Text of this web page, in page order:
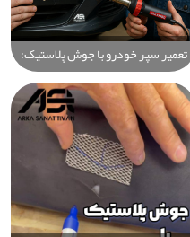
تعمیر سپر خودرو با جوش پلاستیک:
راهنمای جامع رفع ترک، شکستگی و
آسیب‌های پلاستیکی سپر به‌صورت
حرفه‌ای